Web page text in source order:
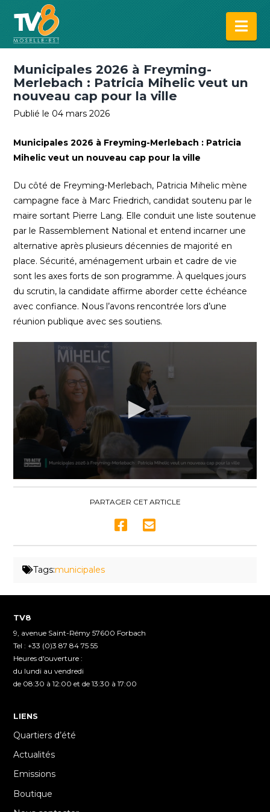
Municipales 2026 à Freyming-
Merlebach : Patricia Mihelic veut un
nouveau cap pour la ville
Publié le 04 mars 2026
Municipales 2026 à Freyming-Merlebach : Patricia
Mihelic veut un nouveau cap pour la ville
Du côté de Freyming-Merlebach, Patricia Mihelic mène
campagne face à Marc Friedrich, candidat soutenu par le
maire sortant Pierre Lang. Elle conduit une liste soutenue
par le Rassemblement National et entend incarner une
alternative après plusieurs décennies de majorité en
place. Sécurité, aménagement urbain et cadre de vie
sont les axes forts de son programme. À quelques jours
du scrutin, la candidate affirme aborder cette échéance
avec confiance. Nous l’avons rencontrée lors d’une
réunion publique avec ses soutiens.
PARTAGER CET ARTICLE
Tags:municipales
TV8
9, avenue Saint-Rémy 57600 Forbach
Tel : +33 (0)3 87 84 75 55
Heures d'ouverture :
du lundi au vendredi
de 08:30 à 12:00 et de 13:30 à 17:00
LIENS
Quartiers d’été
Actualités
Emissions
Boutique